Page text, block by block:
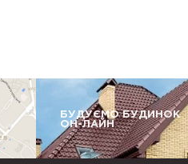
БУДУЄМО БУДИНОК
ОН-ЛАЙН